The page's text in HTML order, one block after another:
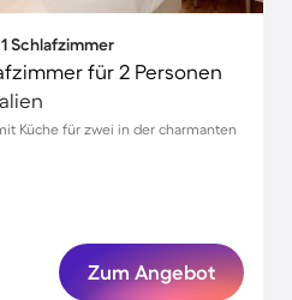
Schlafzimmer
für 2 Personen
Küche für zwei in der charmanten
Zum Angebot